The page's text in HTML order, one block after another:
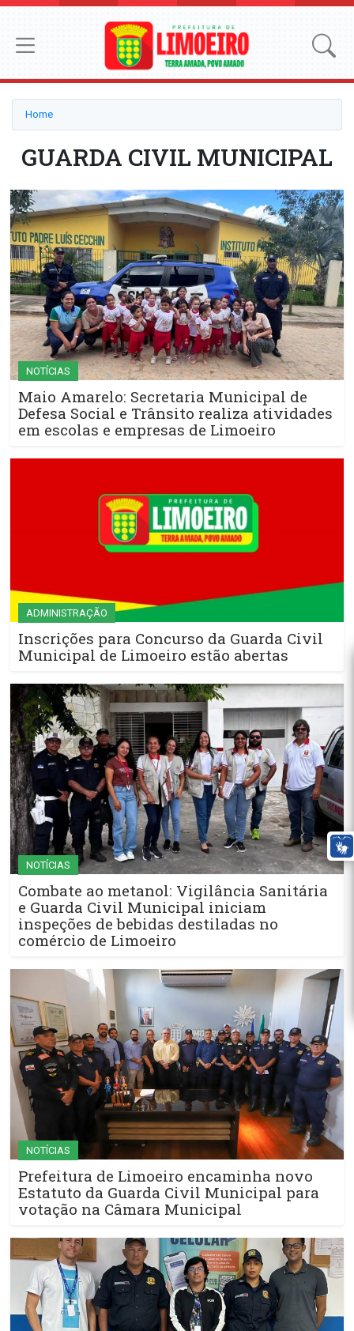
Home
GUARDA CIVIL MUNICIPAL
NOTÍCIAS
Maio Amarelo: Secretaria Municipal de
Defesa Social e Trânsito realiza atividades
em escolas e empresas de Limoeiro
ADMINISTRAÇÃO
Inscrições para Concurso da Guarda Civil
Municipal de Limoeiro estão abertas
NOTÍCIAS
Combate ao metanol: Vigilância Sanitária
e Guarda Civil Municipal iniciam
inspeções de bebidas destiladas no
comércio de Limoeiro
NOTÍCIAS
Prefeitura de Limoeiro encaminha novo
Estatuto da Guarda Civil Municipal para
votação na Câmara Municipal